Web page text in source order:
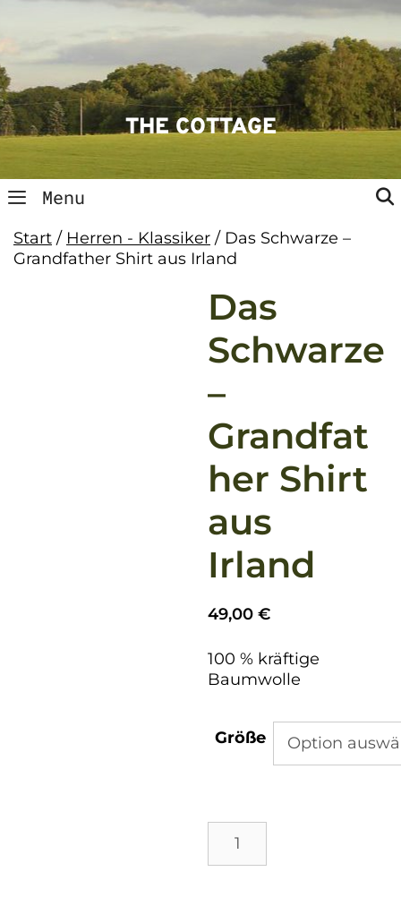
content
THE COTTAGE
Menu
Start / Herren - Klassiker / Das Schwarze –
Grandfather Shirt aus Irland
Das
Schwarze
–
Grandfat
her Shirt
aus
Irland
49,00€
100 % kräftige
Baumwolle
Größe
Schwarze
-